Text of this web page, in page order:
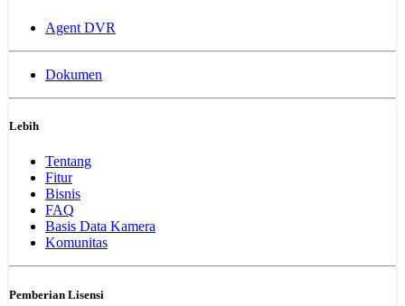
Agent DVR
Dokumen
Lebih
Tentang
Fitur
Bisnis
FAQ
Basis Data Kamera
Komunitas
Pemberian Lisensi